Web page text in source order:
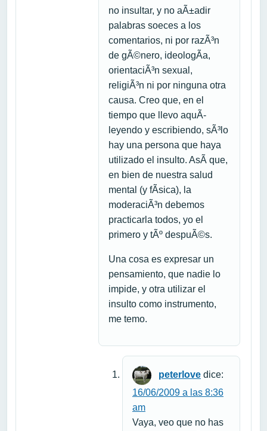
no insultar, y no aÃ±adir
palabras soeces a los
comentarios, ni por razÃ³n
de gÃ©nero, ideologÃ­a,
orientaciÃ³n sexual,
religiÃ³n ni por ninguna otra
causa. Creo que, en el
tiempo que llevo aquÃ­
leyendo y escribiendo, sÃ³lo
hay una persona que haya
utilizado el insulto. AsÃ­ que,
en bien de nuestra salud
mental (y fÃ­sica), la
moderaciÃ³n debemos
practicarla todos, yo el
primero y tÃº despuÃ©s.
Una cosa es expresar un
pensamiento, que nadie lo
impide, y otra utilizar el
insulto como instrumento,
me temo.
peterlove dice:
16/06/2009 a las 8:36
am
Vaya, veo que no has